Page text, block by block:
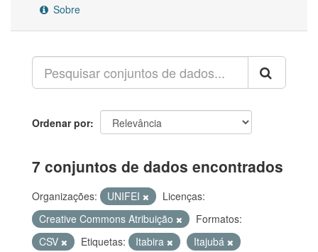
Sobre
Ordenar por
7 conjuntos de dados encontrados
Organizações: UNIFEI
Licenças:
Creative Commons Atribuição
Formatos:
CSV
Etiquetas: Itabira
Itajubá